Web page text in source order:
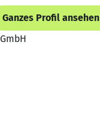
Ganzes Profil ansehen